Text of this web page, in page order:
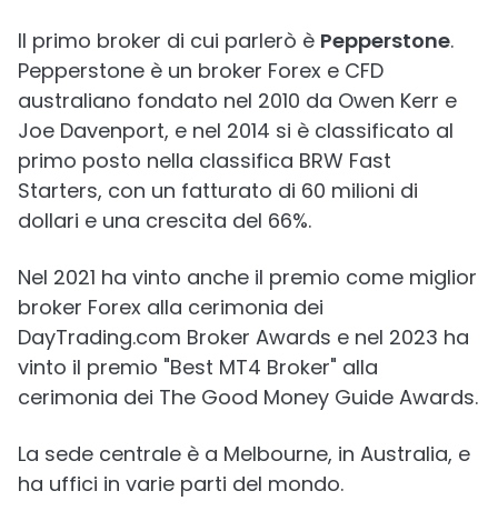
Il primo broker di cui parlerò è Pepperstone.
Pepperstone è un broker Forex e CFD
australiano fondato nel 2010 da Owen Kerr e
Joe Davenport, e nel 2014 si è classificato al
primo posto nella classifica BRW Fast
Starters, con un fatturato di 60 milioni di
dollari e una crescita del 66%.
Nel 2021 ha vinto anche il premio come miglior
broker Forex alla cerimonia dei
DayTrading.com Broker Awards e nel 2023 ha
vinto il premio "Best MT4 Broker" alla
cerimonia dei The Good Money Guide Awards.
La sede centrale è a Melbourne, in Australia, e
ha uffici in varie parti del mondo.